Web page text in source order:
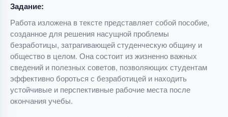
Задание:
Работа изложена в тексте представляет собой пособие,
созданное для решения насущной проблемы
безработицы, затрагивающей студенческую общину и
общество в целом. Она состоит из жизненно важных
сведений и полезных советов, позволяющих студентам
эффективно бороться с безработицей и находить
устойчивые и перспективные рабочие места после
окончания учебы.